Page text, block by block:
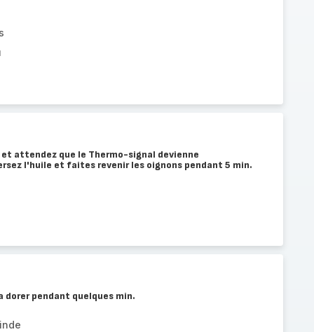
attendez que le Thermo-signal devienne
l'huile et faites revenir les oignons pendant 5 min.
pendant quelques min.